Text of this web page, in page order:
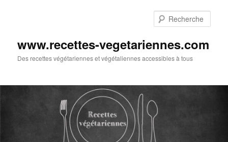
www.recettes-vegetariennes.com
Des recettes végétariennes et végétaliennes accessibles à tous